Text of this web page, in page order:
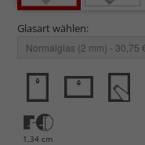
Glasart wählen:
1,34 cm